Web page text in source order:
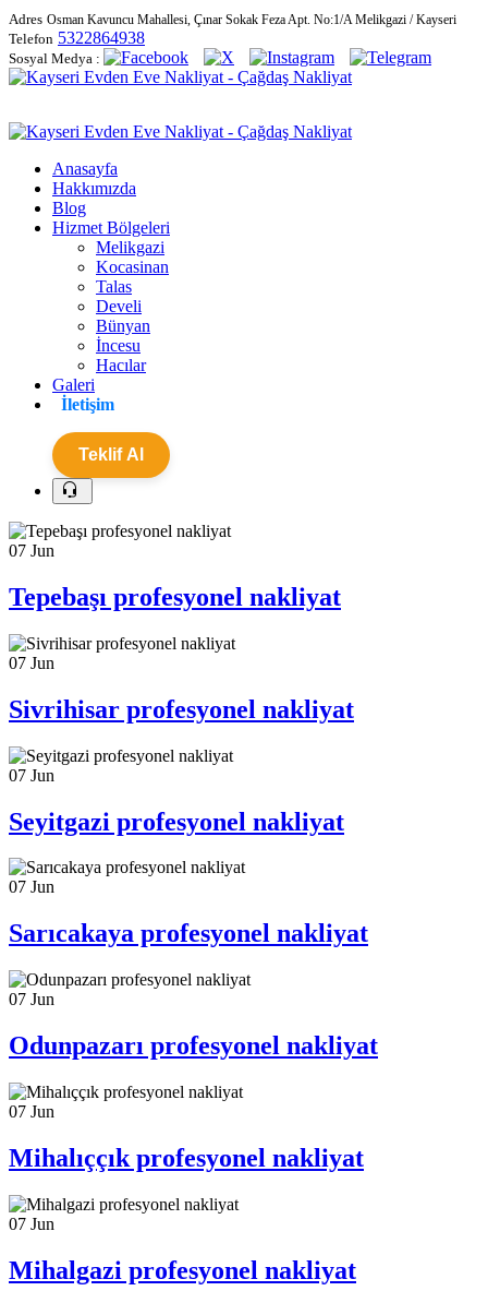
Adres Osman Kavuncu Mahallesi, Çınar Sokak Feza Apt. No:1/A Melikgazi / Kayseri
Telefon 5322864938
Sosyal Medya :
Anasayfa
Hakkımızda
Blog
Hizmet Bölgeleri
Melikgazi
Kocasinan
Talas
Develi
Bünyan
İncesu
Hacılar
Galeri
İletişim
Teklif Al
07 Jun
Tepebaşı profesyonel nakliyat
07 Jun
Sivrihisar profesyonel nakliyat
07 Jun
Seyitgazi profesyonel nakliyat
07 Jun
Sarıcakaya profesyonel nakliyat
07 Jun
Odunpazarı profesyonel nakliyat
07 Jun
Mihalıççık profesyonel nakliyat
07 Jun
Mihalgazi profesyonel nakliyat